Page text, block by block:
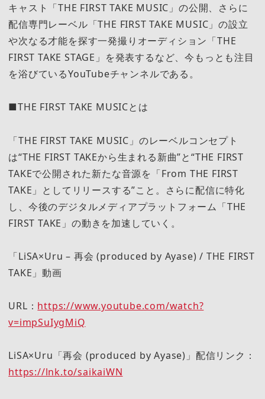
キャスト「THE FIRST TAKE MUSIC」の公開、さらに
配信専門レーベル「THE FIRST TAKE MUSIC」の設立
や次なる才能を探す一発撮りオーディション「THE
FIRST TAKE STAGE」を発表するなど、今もっとも注目
を浴びているYouTubeチャンネルである。
■THE FIRST TAKE MUSICとは
「THE FIRST TAKE MUSIC」のレーベルコンセプト
は“THE FIRST TAKEから生まれる新曲”と“THE FIRST
TAKEで公開された新たな音源を「From THE FIRST
TAKE」としてリリースする”こと。さらに配信に特化
し、今後のデジタルメディアプラットフォーム「THE
FIRST TAKE」の動きを加速していく。
「LiSA×Uru – 再会 (produced by Ayase) / THE FIRST
TAKE」動画
URL： https://www.youtube.com/watch?
v=impSuIygMiQ
LiSA×Uru「再会 (produced by Ayase)」配信リンク：
https://lnk.to/saikaiWN